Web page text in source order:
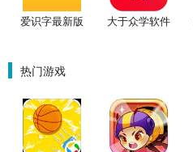
爱识字最新版 大于众学软件
热门游戏